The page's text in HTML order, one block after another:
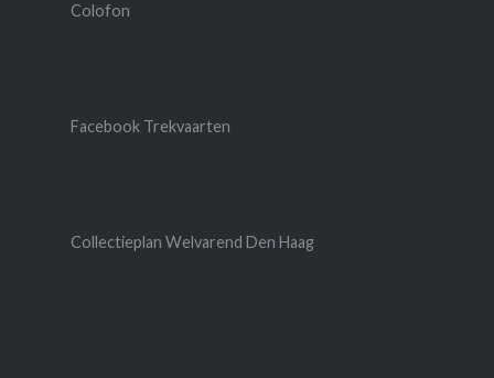
Colofon
Facebook Trekvaarten
Collectieplan Welvarend Den Haag